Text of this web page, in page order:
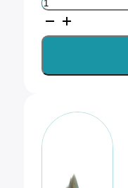
RFi
Stripmask
7
Strip
cantidad